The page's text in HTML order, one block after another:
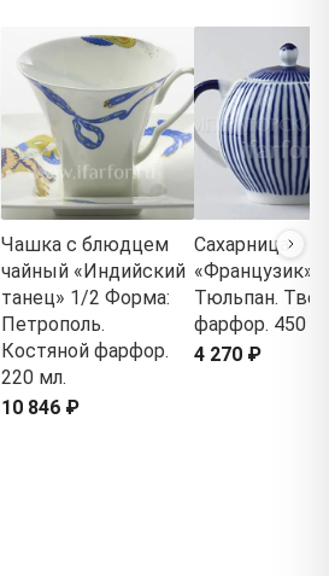
Чашка с блюдцем
чайный «Индийский
танец» 1/2 Форма:
Петрополь.
Костяной фарфор.
220 мл.
10 846 ₽
Сахарница
«Французик»
Тюльпан.
фарфор. 450
4 270 ₽